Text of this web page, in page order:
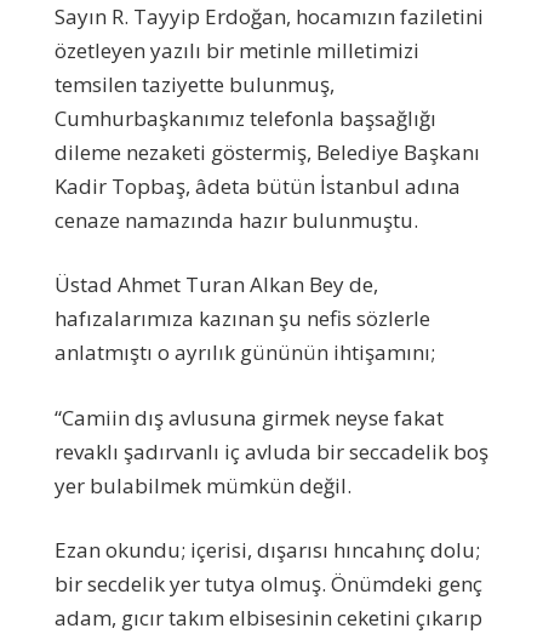
Sayın R. Tayyip Erdoğan, hocamızın faziletini
özetleyen yazılı bir metinle milletimizi
temsilen taziyette bulunmuş,
Cumhurbaşkanımız telefonla başsağlığı
dileme nezaketi göstermiş, Belediye Başkanı
Kadir Topbaş, âdeta bütün İstanbul adına
cenaze namazında hazır bulunmuştu.
Üstad Ahmet Turan Alkan Bey de,
hafızalarımıza kazınan şu nefis sözlerle
anlatmıştı o ayrılık gününün ihtişamını;
“Camiin dış avlusuna girmek neyse fakat
revaklı şadırvanlı iç avluda bir seccadelik boş
yer bulabilmek mümkün değil.
Ezan okundu; içerisi, dışarısı hıncahınç dolu;
bir secdelik yer tutya olmuş. Önümdeki genç
adam, gıcır takım elbisesinin ceketini çıkarıp